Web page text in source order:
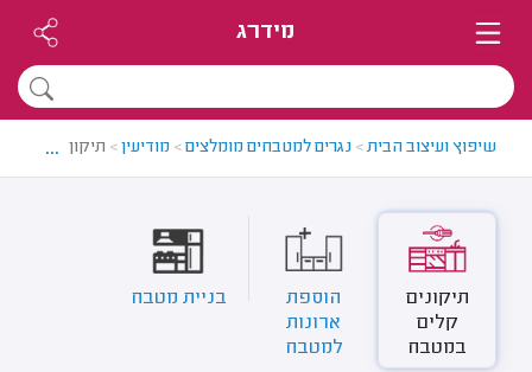
מידרג
שיפוץ ועיצוב הבית> נגרים למטבחים מומלצים> מודיעין> תיקון מטבחים
...
תיקונים
קלים
במטבח
הוספת
ארונות
למטבח
בניית מטבח